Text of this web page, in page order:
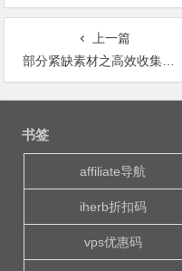
上一篇
部分紧缺素材之高效收集图文攻略，塞尔达传说荒野之息攻略素材篇
文
书签
affiliate导航
iherb折扣码
vps优惠码